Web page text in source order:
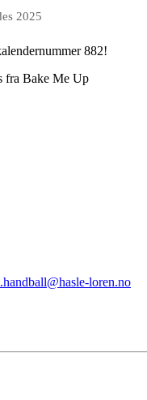
2025
882!
fra Bake Me Up
loren.no